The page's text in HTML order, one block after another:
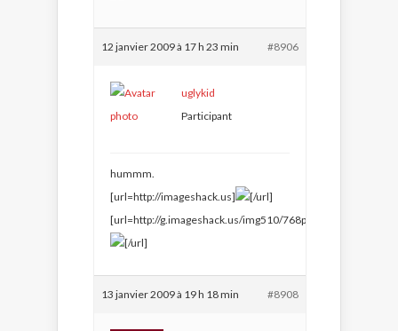
12 janvier 2009 à 17 h 23 min #8906
uglykid
Participant
hummm.
[url=http://imageshack.us]
[/url]
[url=http://g.imageshack.us/img510/
[/url]
13 janvier 2009 à 19 h 18 min #8908